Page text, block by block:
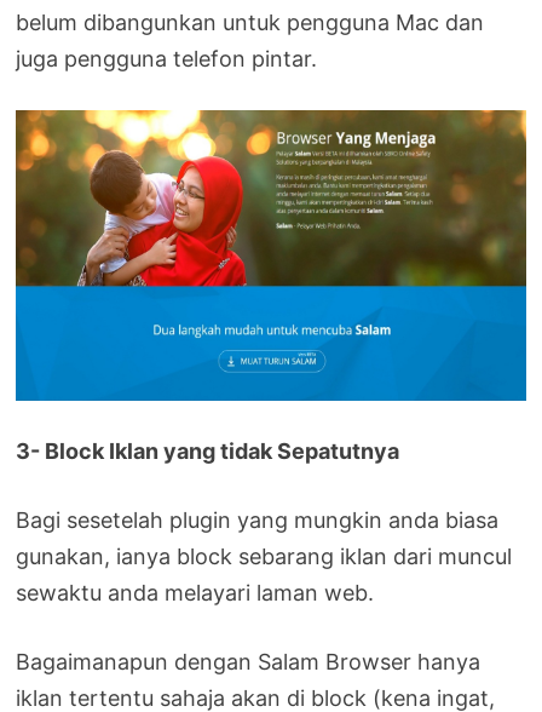
belum dibangunkan untuk pengguna Mac dan
juga pengguna telefon pintar.
3- Block Iklan yang tidak Sepatutnya
Bagi sesetelah plugin yang mungkin anda biasa
gunakan, ianya block sebarang iklan dari muncul
sewaktu anda melayari laman web.
Bagaimanapun dengan Salam Browser hanya
iklan tertentu sahaja akan di block (kena ingat,